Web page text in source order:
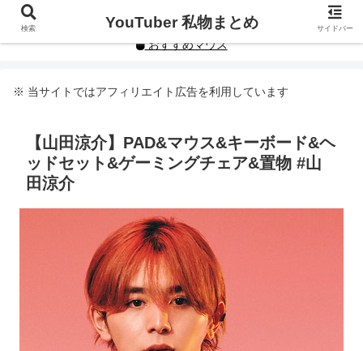
YouTuberや人気インフルエンサーの私物まとめです。
おすすめマウス
※ 当サイトではアフィリエイト広告を利用しています
【山田涼介】PAD&マウス&キーボード&ヘ
ッドセット&ゲーミングチェア&置物 #山
田涼介
検索 YouTuber 私物まとめ サイドバー